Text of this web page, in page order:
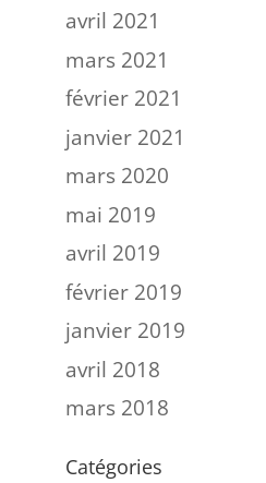
avril 2021
mars 2021
février 2021
janvier 2021
mars 2020
mai 2019
avril 2019
février 2019
janvier 2019
avril 2018
mars 2018
Catégories